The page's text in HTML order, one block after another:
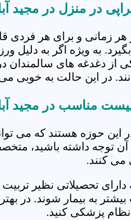
در منزل در مجید
هر زمانی و برای هر فردی
به ویژه اگر به دلیل
از دغدغه های
در این حالت به خوبی
مناسب در مجید
این حوزه هستند که می
به آن توجه داشته باشید،
می کنند.
دارای تحصیلاتی نظیر
به بیمار شوند. در
پزشکی کنید.